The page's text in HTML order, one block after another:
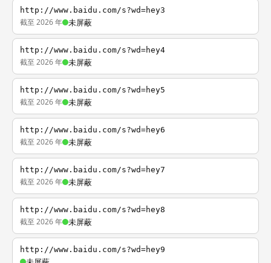
http://www.baidu.com/s?wd=hey3
截至 2026 年 未屏蔽
http://www.baidu.com/s?wd=hey4
截至 2026 年 未屏蔽
http://www.baidu.com/s?wd=hey5
截至 2026 年 未屏蔽
http://www.baidu.com/s?wd=hey6
截至 2026 年 未屏蔽
http://www.baidu.com/s?wd=hey7
截至 2026 年 未屏蔽
http://www.baidu.com/s?wd=hey8
截至 2026 年 未屏蔽
http://www.baidu.com/s?wd=hey9